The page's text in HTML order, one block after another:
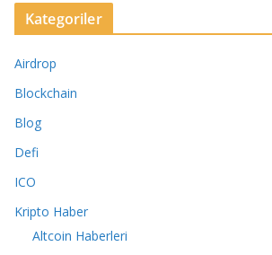
Kategoriler
Airdrop
Blockchain
Blog
Defi
ICO
Kripto Haber
Altcoin Haberleri